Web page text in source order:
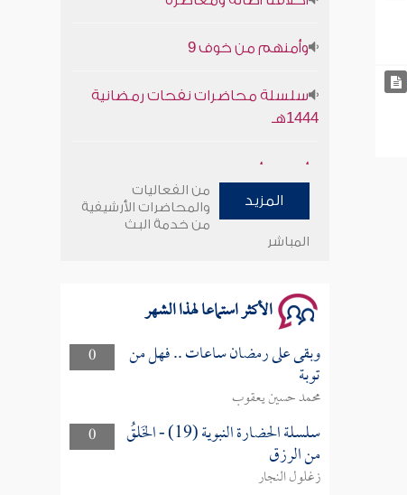
1444هـ
وأمنهم من خوف 9
سلسلة محاضرات نفحات رمضانية
المزيد
من الفعاليات
والمحاضرات الأرشيفية
من خدمة البث
المباشر
الأكثر استماعا لهذا الشهر
0 وبقى على رمضان ساعات .. فهل من
توبة
محمد حسين يعقوب
0
سلسلة الحضارة النبوية (19) - الخَلقُ
من الرزق
زغلول النجار